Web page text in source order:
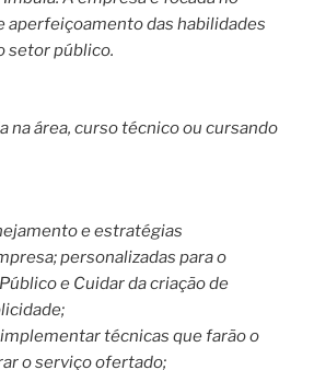
aperfeiçoamento das habilidades
setor público.
na área, curso técnico ou cursando
e estratégias
personalizadas para o
e Cuidar da criação de
técnicas que farão o
o serviço ofertado;